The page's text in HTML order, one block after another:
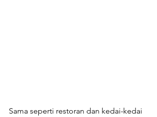
Sama seperti restoran dan kedai-kedai